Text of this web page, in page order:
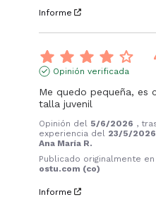
Informe
Opinión verificada
Me quedo pequeña, es
talla juvenil
Opinión del 5/6/2026 ,
experiencia del 23/5/2026
Ana María R.
Publicado originalmente en
ostu.com (co)
Informe